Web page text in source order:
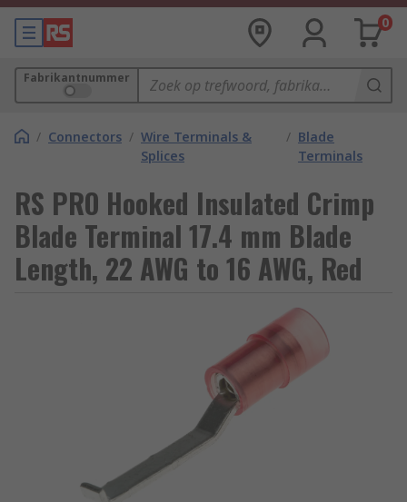
0
Fabrikantnummer
/ Connectors / Wire Terminals &
Splices
/ Blade
Terminals
RS PRO Hooked Insulated Crimp
Blade Terminal 17.4 mm Blade
Length, 22 AWG to 16 AWG, Red